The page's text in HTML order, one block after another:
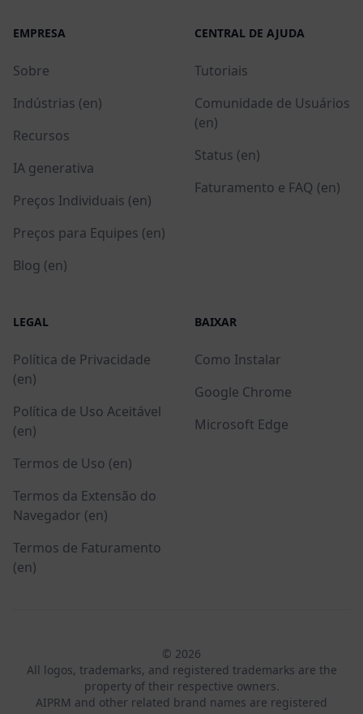
EMPRESA
Sobre
Indústrias (en)
Recursos
IA generativa
Preços Individuais (en)
Preços para Equipes (en)
Blog (en)
CENTRAL DE AJUDA
Tutoriais
Comunidade de Usuários
(en)
Status (en)
Faturamento e FAQ (en)
LEGAL
Política de Privacidade
(en)
Política de Uso Aceitável
(en)
Termos de Uso (en)
Termos da Extensão do
Navegador (en)
Termos de Faturamento
(en)
BAIXAR
Como Instalar
Google Chrome
Microsoft Edge
© 2026
All logos, trademarks, and registered trademarks are the
property of their respective owners.
AIPRM and other related brand names are registered